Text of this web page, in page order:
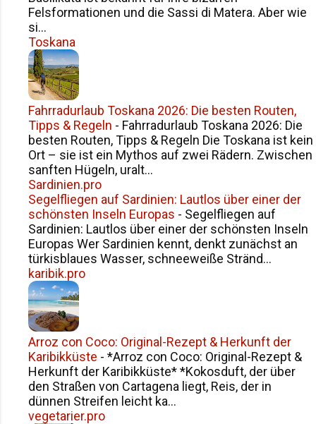
sie mit Stoffen, Schnitten und Ideen –
Felsformationen und die Sassi di Matera. Aber wie
si...
Toskana
Fahrradurlaub Toskana 2026: Die besten Routen,
Tipps & Regeln - Fahrradurlaub Toskana 2026: Die
besten Routen, Tipps & Regeln Die Toskana ist kein
Ort – sie ist ein Mythos auf zwei Rädern. Zwischen
sanften Hügeln, uralt...
Sardinien.pro
Segelfliegen auf Sardinien: Lautlos über einer der
schönsten Inseln Europas - Segelfliegen auf
Sardinien: Lautlos über einer der schönsten Inseln
Europas Wer Sardinien kennt, denkt zunächst an
türkisblaues Wasser, schneeweiße Stränd...
karibik.pro
Arroz con Coco: Original-Rezept & Herkunft der
Karibikküste - *Arroz con Coco: Original-Rezept &
Herkunft der Karibikküste* *Kokosduft, der über
den Straßen von Cartagena liegt, Reis, der in
dünnen Streifen leicht ka...
vegetarier.pro